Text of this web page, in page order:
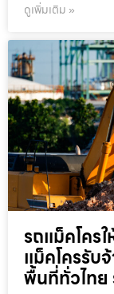
ดูเพิ่มเติม »
รถแม็คโคร
แม็คโครรับ
พื้นที่ทั่วไทย